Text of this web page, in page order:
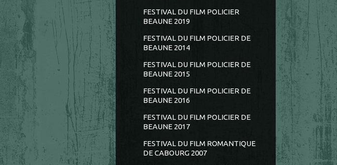
FESTIVAL DU FILM POLICIER
BEAUNE 2019
FESTIVAL DU FILM POLICIER DE
BEAUNE 2014
FESTIVAL DU FILM POLICIER DE
BEAUNE 2015
FESTIVAL DU FILM POLICIER DE
BEAUNE 2016
FESTIVAL DU FILM POLICIER DE
BEAUNE 2017
FESTIVAL DU FILM ROMANTIQUE
DE CABOURG 2007